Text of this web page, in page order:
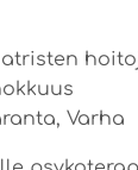
Varha